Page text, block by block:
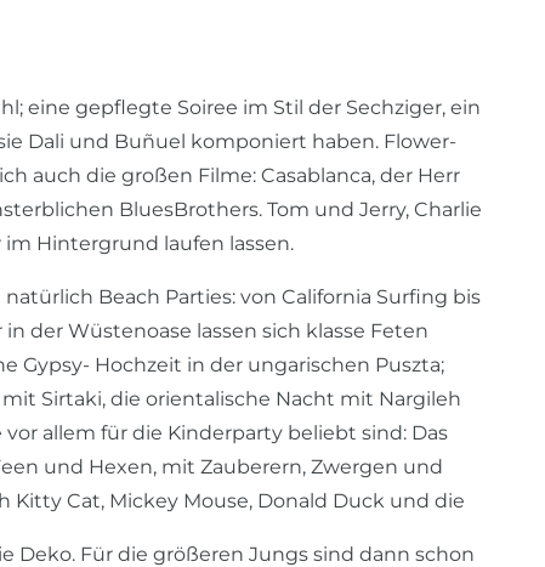
eine gepflegte Soiree im Stil der Sechziger, ein
Dali und Buñuel komponiert haben. Flower-
auch die großen Filme: Casablanca, der Herr
BluesBrothers. Tom und Jerry, Charlie
Hintergrund laufen lassen.
Beach Parties: von California Surfing bis
der Wüstenoase lassen sich klasse Feten
Gypsy- Hochzeit in der ungarischen Puszta;
Sirtaki, die orientalische Nacht mit Nargileh
allem für die Kinderparty beliebt sind: Das
und Hexen, mit Zauberern, Zwergen und
Cat, Mickey Mouse, Donald Duck und die
Deko. Für die größeren Jungs sind dann schon